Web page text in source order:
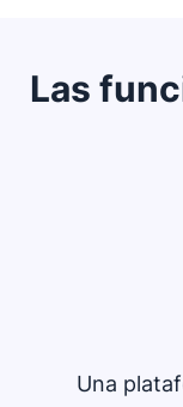
Las
Una